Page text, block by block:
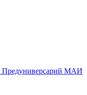
Предуниверсарий МАИ